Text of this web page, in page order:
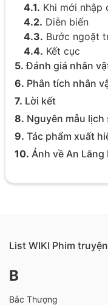
4.1. Khi mới nhập
4.2. Diễn biến
4.3. Bước ngoặt
4.4. Kết cục
5. Đánh giá nhân
6. Phân tích nhân
7. Lời kết
8. Nguyên mẫu lịch
9. Tác phẩm xuất
10. Ảnh về An Lăng
List WIKI Phim
B
Bắc Thượng